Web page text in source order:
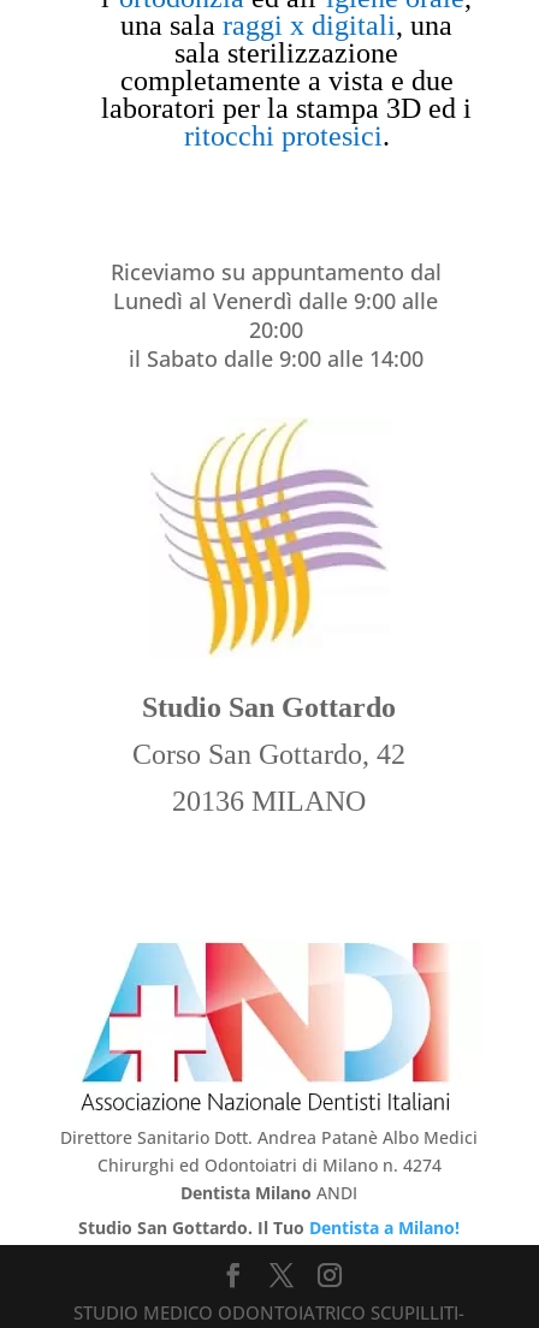
una salaraggi x digitali, una
sala sterilizzazione
completamente a vista e due
laboratori per la stampa 3D ed i
ritocchi protesici.
Riceviamo su appuntamento dal
Lunedì al Venerdì dalle 9:00 alle
20:00
il Sabato dalle 9:00 alle 14:00
Studio San Gottardo
Corso San Gottardo, 42
20136 MILANO
Direttore Sanitario Dott. Andrea Patanè Albo Medici
Chirurghi ed Odontoiatri di Milano n. 4274
Dentista Milano ANDI
Studio San Gottardo. Il Tuo Dentista a Milano!
STUDIO MEDICO ODONTOIATRICO SCUPILLITI-